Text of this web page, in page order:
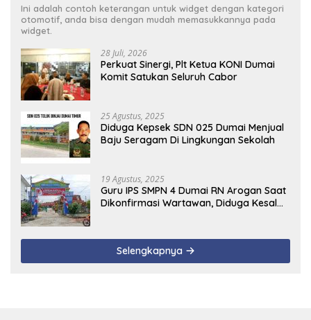
Ini adalah contoh keterangan untuk widget dengan kategori
otomotif, anda bisa dengan mudah memasukkannya pada
widget.
28 Juli, 2026
Perkuat Sinergi, Plt Ketua KONI Dumai
Komit Satukan Seluruh Cabor
25 Agustus, 2025
Diduga Kepsek SDN 025 Dumai Menjual
Baju Seragam Di Lingkungan Sekolah
19 Agustus, 2025
Guru IPS SMPN 4 Dumai RN Arogan Saat
Dikonfirmasi Wartawan, Diduga Kesal
Selengkapnya